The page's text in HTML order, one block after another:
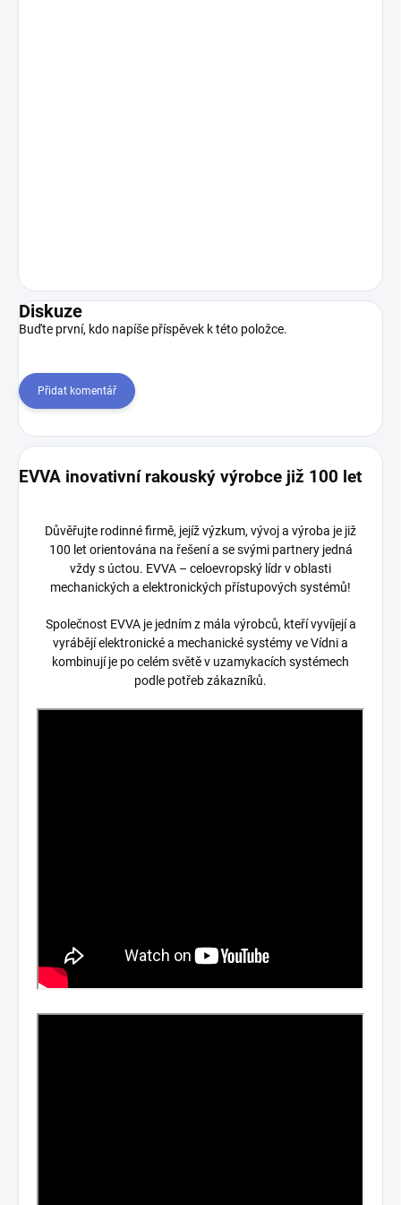
Diskuze
Buďte první, kdo napíše příspěvek k této položce.
Přidat komentář
EVVA inovativní rakouský výrobce již 100 let
Důvěřujte rodinné firmě, jejíž výzkum, vývoj a výroba je již
100 let orientována na řešení a se svými partnery jedná
vždy s úctou. EVVA – celoevropský lídr v oblasti
mechanických a elektronických přístupových systémů!
Společnost EVVA je jedním z mála výrobců, kteří vyvíjejí a
vyrábějí elektronické a mechanické systémy ve Vídni a
kombinují je po celém světě v uzamykacích systémech
podle potřeb zákazníků.